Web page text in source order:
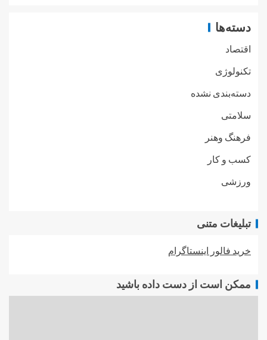
دسته‌ها
اقتصاد
تکنولوژی
دسته‌بندی نشده
سلامتی
فرهنگ وهنر
کسب و کار
ورزشی
تبلیغات متنی
خرید فالور اینستاگرام
ممکن است از دست داده باشید